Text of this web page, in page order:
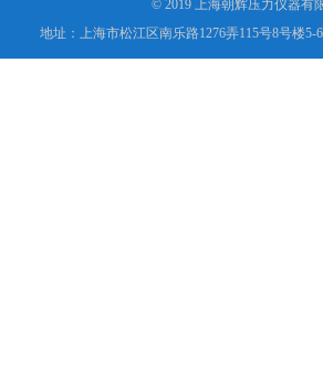
© 2019 上海朝辉压力仪器有
地址：上海市松江区南乐路1276弄115号8号楼5-